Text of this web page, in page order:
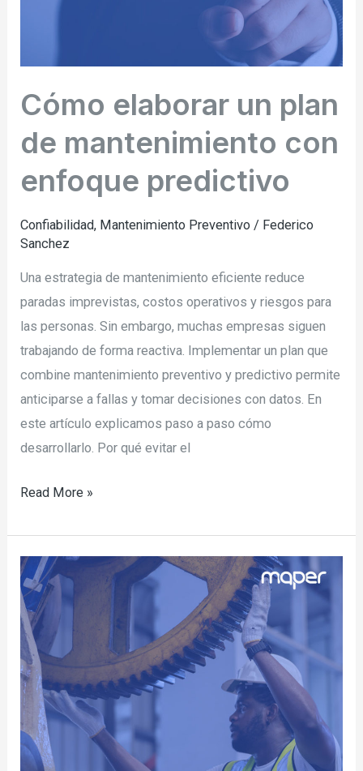
Cómo elaborar un plan
de mantenimiento con
enfoque predictivo
Confiabilidad, Mantenimiento Preventivo / Federico
Sanchez
Una estrategia de mantenimiento eficiente reduce
paradas imprevistas, costos operativos y riesgos para
las personas. Sin embargo, muchas empresas siguen
trabajando de forma reactiva. Implementar un plan que
combine mantenimiento preventivo y predictivo permite
anticiparse a fallas y tomar decisiones con datos. En
este artículo explicamos paso a paso cómo
desarrollarlo. Por qué evitar el
Read More »
¿Qué
es
y
en
que
consiste
el
mantenimiento
preventivo?